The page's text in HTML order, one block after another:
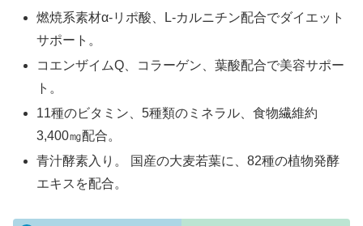
燃焼系素材α-リポ酸、L-カルニチン配合でダイエット
サポート。
コエンザイムQ、コラーゲン、葉酸配合で美容サポー
ト。
11種のビタミン、5種類のミネラル、食物繊維約
3,400㎎配合。
青汁酵素入り。 国産の大麦若葉に、82種の植物発酵
エキスを配合。